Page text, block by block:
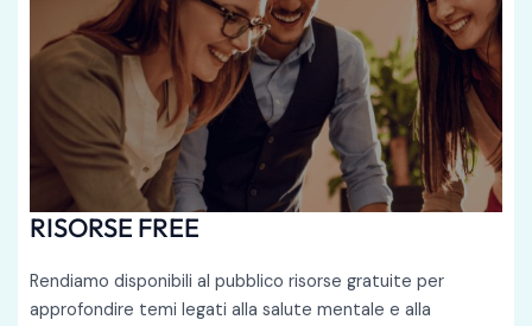
RISORSE FREE
Rendiamo disponibili al pubblico risorse gratuite per
approfondire temi legati alla salute mentale e alla